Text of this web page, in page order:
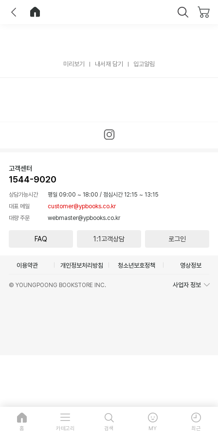
미리보기 내서재 담기 입고알림
고객센터
1544-9020
상담가능시간 평일 09:00 ~ 18:00 / 점심시간 12:15 ~ 13:15
대표 메일
customer@ypbooks.co.kr
대량 주문
webmaster@ypbooks.co.kr
FAQ 1:1고객상담 로그인
이용약관 개인정보처리방침 청소년보호정책 영상정보
© YOUNGPOONG BOOKSTORE INC. 사업자 정보
홈 카테고리 검색 MY 최근